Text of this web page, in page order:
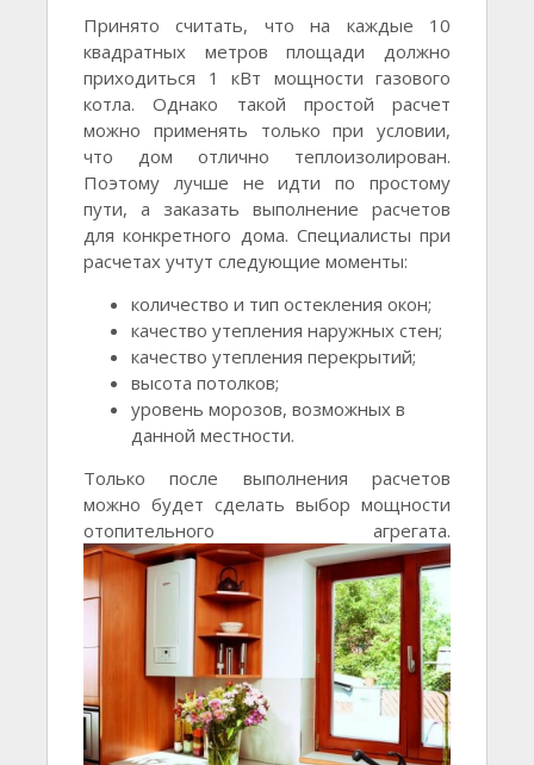
Принято считать, что на каждые 10
квадратных метров площади должно
приходиться 1 кВт мощности газового
котла. Однако такой простой расчет
можно применять только при условии,
что дом отлично теплоизолирован.
Поэтому лучше не идти по простому
пути, а заказать выполнение расчетов
для конкретного дома. Специалисты при
расчетах учтут следующие моменты:
количество и тип остекления окон;
качество утепления наружных стен;
качество утепления перекрытий;
высота потолков;
уровень морозов, возможных в
данной местности.
Только после выполнения расчетов
можно будет сделать выбор мощности
отопительного агрегата.